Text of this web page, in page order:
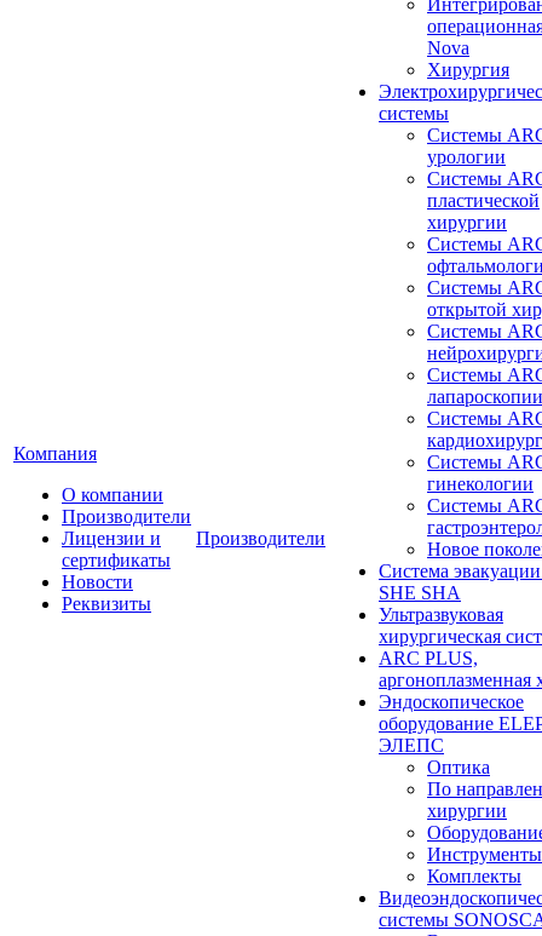
Компания
О компании
Производители
Лицензии и
сертификаты
Новости
Реквизиты
Производители
Nova
Хирургия
системы
Системы
урологии
Системы
пластической
хирургии
Системы
Системы
открытой
Системы
Системы
лапароскопии
Системы
Системы
гинекологии
Системы
Новое
Система
SHE SHA
Ультразвуковая
хирургическая
ARC PLUS,
аргоноплазменная
Эндоскопическое
оборудование
ЭЛЕПС
Оптика
По
хирургии
Инструменты
Комплекты
системы